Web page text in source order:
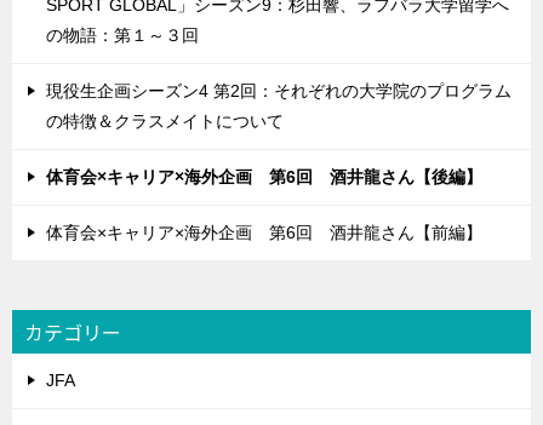
SPORT GLOBAL」シーズン9：杉田響、ラフバラ大学留学へ
の物語：第１～３回
現役生企画シーズン4 第2回：それぞれの大学院のプログラム
の特徴＆クラスメイトについて
体育会×キャリア×海外企画 第6回 酒井龍さん【後編】
体育会×キャリア×海外企画 第6回 酒井龍さん【前編】
カテゴリー
JFA